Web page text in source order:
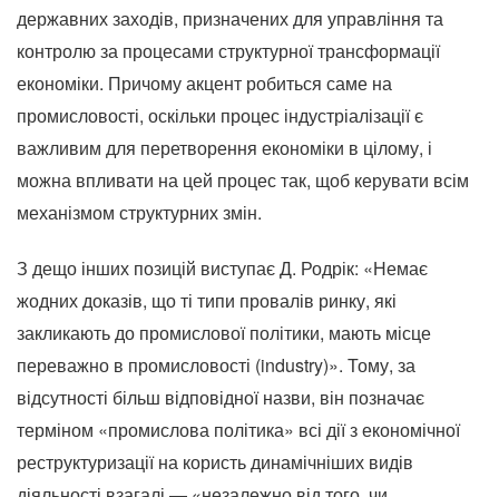
державних заходів, призначених для управління та
контролю за процесами структурної трансформації
економіки. Причому акцент робиться саме на
промисловості, оскільки процес індустріалізації є
важливим для перетворення економіки в цілому, і
можна впливати на цей процес так, щоб керувати всім
механізмом структурних змін.
З дещо інших позицій виступає Д. Родрік: «Немає
жодних доказів, що ті типи провалів ринку, які
закликають до промислової політики, мають місце
переважно в промисловості (industry)». Тому, за
відсутності більш відповідної назви, він позначає
терміном «промислова політика» всі дії з економічної
реструктуризації на користь динамічніших видів